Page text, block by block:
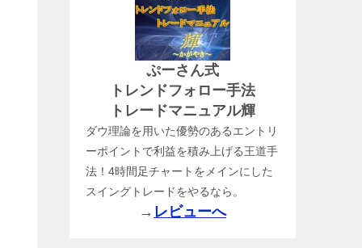
ぷーさん式
トレンドフォロー手法
トレードマニュアル輝
ダウ理論を用いた優勢のあるエントリ
ーポイントで利益を積み上げる王道手
法！4時間足チャートをメインにした
スイングトレードをやるなら。
→ レビューへ